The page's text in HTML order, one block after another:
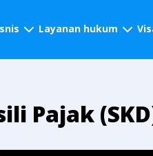
Layanan hukum
Pajak